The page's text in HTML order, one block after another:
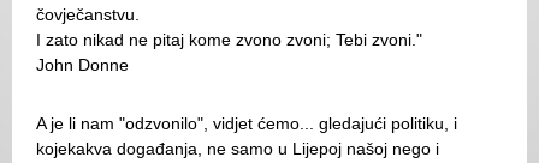
čovječanstvu.
I zato nikad ne pitaj kome zvono zvoni; Tebi zvoni."
John Donne
A je li nam "odzvonilo", vidjet ćemo... gledajući politiku, i
kojekakva događanja, ne samo u Lijepoj našoj nego i